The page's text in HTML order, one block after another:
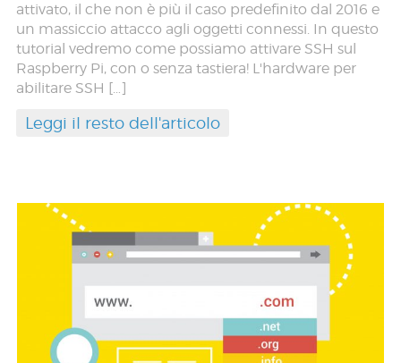
attivato, il che non è più il caso predefinito dal 2016 e
un massiccio attacco agli oggetti connessi. In questo
tutorial vedremo come possiamo attivare SSH sul
Raspberry Pi, con o senza tastiera! L'hardware per
abilitare SSH […]
Leggi il resto dell'articolo